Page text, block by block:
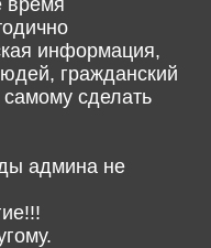
информация,
гражданский
сделать
админа не